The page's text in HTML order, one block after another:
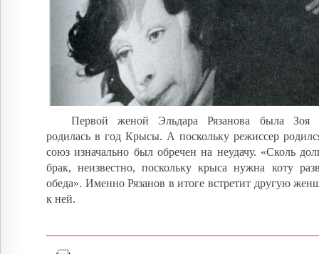
Первой женой Эльдара Рязанова была Зоя
родилась в год Крысы. А поскольку режиссер
союз изначально был обречен на неудачу. «Сколь
брак, неизвестно, поскольку крыса нужна коту
обеда». Именно Рязанов в итоге встретит другую
к ней.